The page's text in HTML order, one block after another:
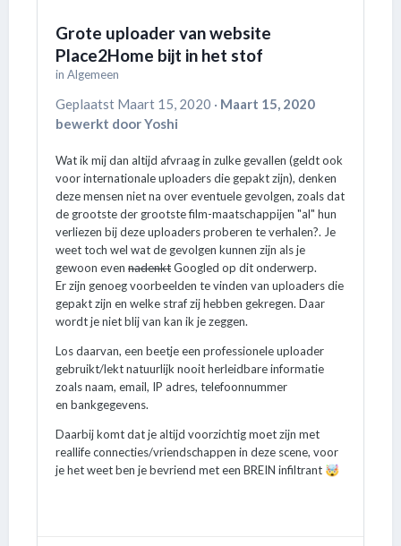
Grote uploader van website
Place2Home bijt in het stof
in Algemeen
Geplaatst Maart 15, 2020 · Maart 15, 2020
bewerkt door Yoshi
Wat ik mij dan altijd afvraag in zulke gevallen (geldt ook
voor internationale uploaders die gepakt zijn), denken
deze mensen niet na over eventuele gevolgen, zoals dat
de grootste der grootste film-maatschappijen "al" hun
verliezen bij deze uploaders proberen te verhalen?. Je
weet toch wel wat de gevolgen kunnen zijn als je
gewoon even nadenktGoogled op dit onderwerp.
Er zijn genoeg voorbeelden te vinden van uploaders die
gepakt zijn en welke straf zij hebben gekregen. Daar
wordt je niet blij van kan ik je zeggen.
Los daarvan, een beetje een professionele uploader
gebruikt/lekt natuurlijk nooit herleidbare informatie
zoals naam, email, IP adres, telefoonnummer
en bankgegevens.
Daarbij komt dat je altijd voorzichtig moet zijn met
reallife connecties/vriendschappen in deze scene, voor
je het weet ben je bevriend met een BREIN infiltrant 🤯